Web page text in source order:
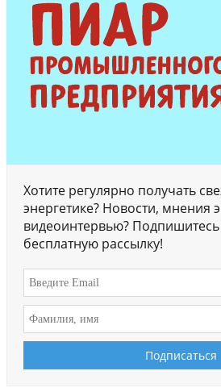
Хотите регулярно получать
энергетике? Новости, мнения
видеоинтервью?
бесплатную рассылку!